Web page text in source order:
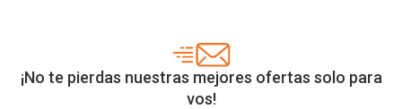
¡No te pierdas nuestras mejores ofertas solo para
vos!